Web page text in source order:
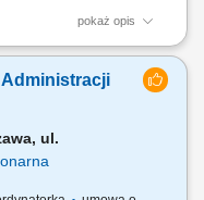
pokaż opis
bezpośrednia obsługa
Fundacji;
osób lub
ul.